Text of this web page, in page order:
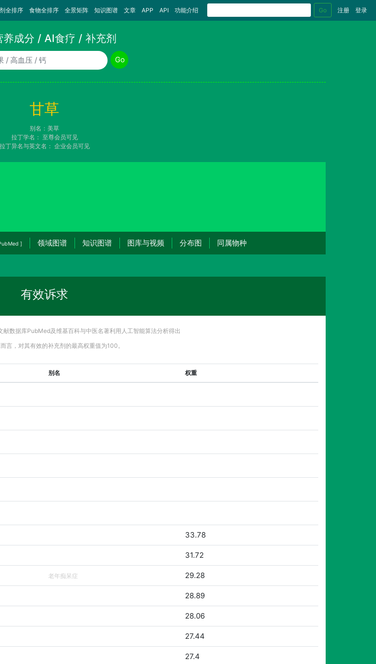
全排序 食物全排序 全景矩阵 知识图谱 文章 APP API 功能介绍 Go 注册 登录
养成分 / AI食疗 / 补充剂
名称
Go
甘草
别名：美草
拉丁学名： 至尊会员可见
拉丁异名与英文名： 企业会员可见
] 领域图谱 知识图谱 图库与视频 分布图 同属物种
有效诉求
献数据库PubMed及维基百科与中医名著利用人工智能算法分析得出
言，对其有效的补充剂的最高权重值为100。
别名 权重
33.78
31.72
老年痴呆症 29.28
28.89
28.06
27.44
27.4